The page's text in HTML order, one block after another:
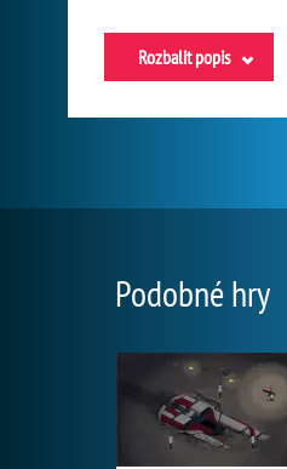
Rozbalit popis
Podobné hry